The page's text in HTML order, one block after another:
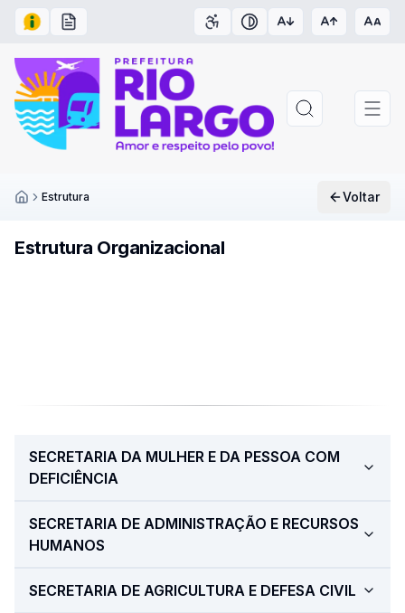
Acesso à Informação
Carta de Serviços Acessibilidade
Contraste
Estrutura Voltar
Estrutura Organizacional
SECRETARIA DA MULHER E DA PESSOA COM
DEFICIÊNCIA
SECRETARIA DE ADMINISTRAÇÃO E RECURSOS
HUMANOS
SECRETARIA DE AGRICULTURA E DEFESA CIVIL